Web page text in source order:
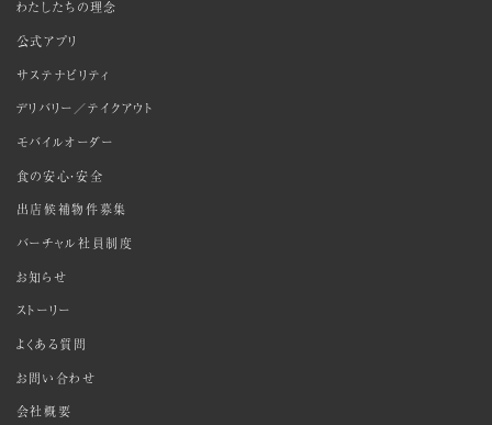
わたしたちの理念
公式アプリ
サステナビリティ
デリバリー／テイクアウト
モバイルオーダー
食の安心・安全
出店候補物件募集
バーチャル社員制度
お知らせ
ストーリー
よくある質問
お問い合わせ
会社概要